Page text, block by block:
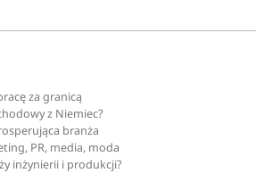
za granicą
z Niemiec?
branża
PR, media, moda
inżynierii i produkcji?